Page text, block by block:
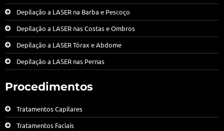
Depilação a LASER na Barba e Pescoço
Depilação a LASER nas Costas e Ombros
Depilação a LASER Tórax e Abdome
Depilação a LASER nas Pernas
Procedimentos
Tratamentos Capilares
Tratamentos Faciais